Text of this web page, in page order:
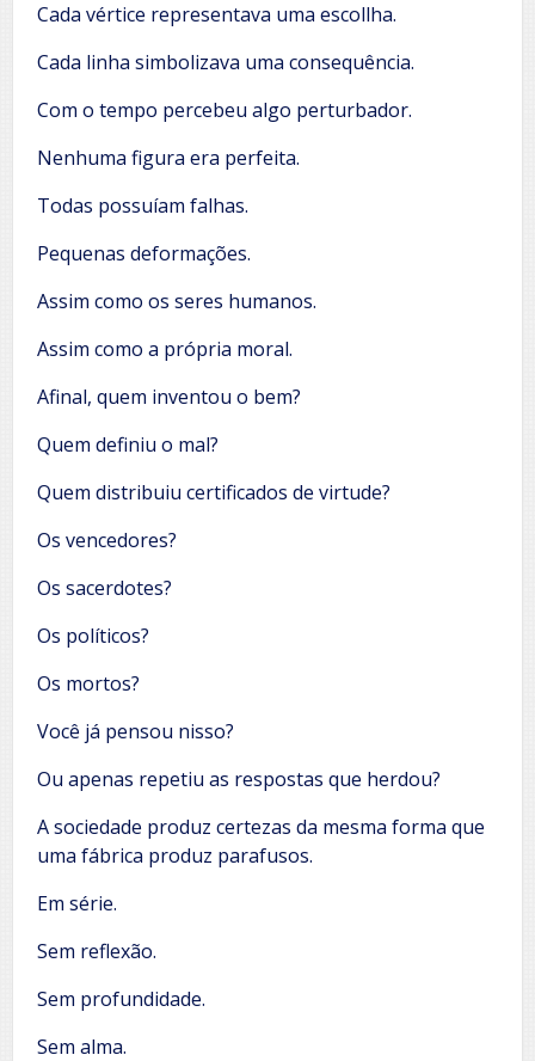
Cada vértice representava uma escollha.
Cada linha simbolizava uma consequência.
Com o tempo percebeu algo perturbador.
Nenhuma figura era perfeita.
Todas possuíam falhas.
Pequenas deformações.
Assim como os seres humanos.
Assim como a própria moral.
Afinal, quem inventou o bem?
Quem definiu o mal?
Quem distribuiu certificados de virtude?
Os vencedores?
Os sacerdotes?
Os políticos?
Os mortos?
Você já pensou nisso?
Ou apenas repetiu as respostas que herdou?
A sociedade produz certezas da mesma forma que
uma fábrica produz parafusos.
Em série.
Sem reflexão.
Sem profundidade.
Sem alma.